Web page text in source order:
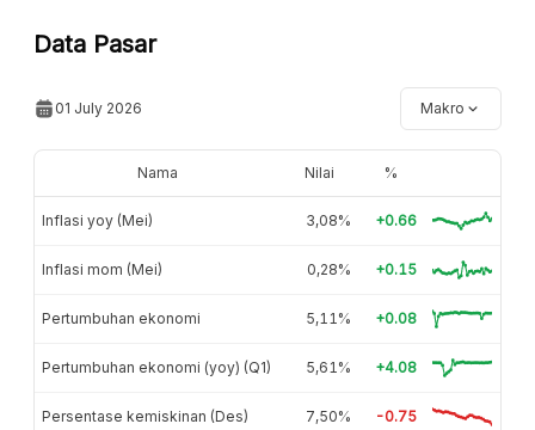
Data Pasar
01 July 2026 Makro
Nama Nilai %
Inflasi yoy (Mei) 3,08% +0.66
Inflasi mom (Mei) 0,28% +0.15
Pertumbuhan ekonomi 5,11% +0.08
Pertumbuhan ekonomi (yoy) (Q1) 5,61% +4.08
Persentase kemiskinan (Des) 7,50% -0.75